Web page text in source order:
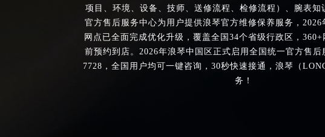
项目、环境、设备、技师、送修流程、检修流程）、腕表知
官方售后服务中心为用户提供浪琴官方维修保养服务，2026
网点已全面完成优化升级，覆盖全国34个省级行政区，
前预约到店。2026年浪琴中国区正式启用全国统一官方售后
7728，全国用户均可一键咨询，30秒快速接通，浪琴（
务！